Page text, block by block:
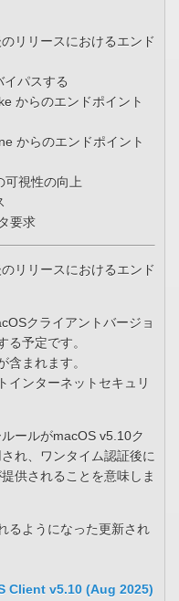
リリースにおけるエンド
パスする​
からのエンドポイント
からのエンドポイント
可視性の向上
要求​
リリースにおけるエンド
クライアントバージョ
る予定です。​
含まれます。​
インターネットセキュリ
ールがmacOS v5.10ク
れ、ワンタイム認証後に
供されることを意味しま
るようになった更新され
Client v5.10 (Aug 2025)